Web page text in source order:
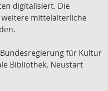
digitalisiert. Die
mittelalterliche
für Kultur
Bibliothek, Neustart